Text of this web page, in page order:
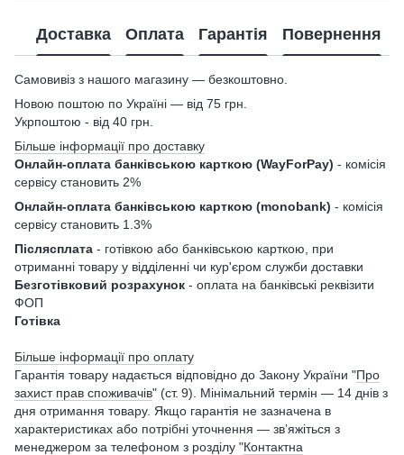
Доставка Оплата Гарантія Повернення
Самовивіз з нашого магазину — безкоштовно.
Новою поштою по Україні — від 75 грн.
Укрпоштою - від 40 грн.
Більше інформації про доставку
Онлайн-оплата банківською карткою (WayForPay) - комісія
сервісу становить 2%
Онлайн-оплата банківською карткою (monobank) - комісія
сервісу становить 1.3%
Післясплата - готівкою або банківською карткою, при
отриманні товару у відділенні чи кур'єром служби доставки
Безготівковий розрахунок - оплата на банківські реквізити
ФОП
Готівка
Більше інформації про оплату
Гарантія товару надається відповідно до Закону України "Про
захист прав споживачів" (ст. 9). Мінімальний термін — 14 днів з
дня отримання товару. Якщо гарантія не зазначена в
характеристиках або потрібні уточнення — зв’яжіться з
менеджером за телефоном з розділу "Контактна